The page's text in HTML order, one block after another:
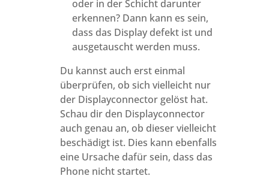
oder in der Schicht darunter
erkennen? Dann kann es sein,
dass das Display defekt ist und
ausgetauscht werden muss.
Du kannst auch erst einmal
überprüfen, ob sich vielleicht nur
der Displayconnector gelöst hat.
Schau dir den Displayconnector
auch genau an, ob dieser vielleicht
beschädigt ist. Dies kann ebenfalls
eine Ursache dafür sein, dass das
Phone nicht startet.